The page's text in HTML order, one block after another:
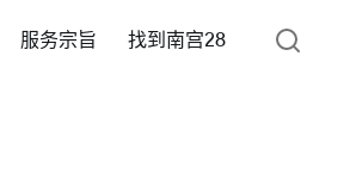
服务宗旨 找到南宫28